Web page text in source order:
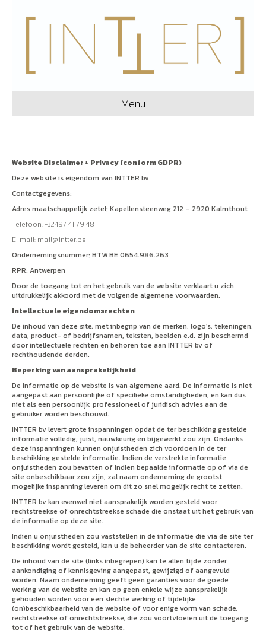
Menu
Website Disclaimer + Privacy (conform GDPR)
Deze website is eigendom van INTTER bv
Contactgegevens:
Adres maatschappelijk zetel: Kapellensteenweg 212 – 2920 Kalmthout
Telefoon: +32497 41 79 48
E-mail: mail@intter.be
Ondernemingsnummer: BTW BE 0654.986.263
RPR: Antwerpen
Door de toegang tot en het gebruik van de website verklaart u zich
uitdrukkelijk akkoord met de volgende algemene voorwaarden.
Intellectuele eigendomsrechten
De inhoud van deze site, met inbegrip van de merken, logo’s, tekeningen,
data, product- of bedrijfsnamen, teksten, beelden e.d. zijn beschermd
door intellectuele rechten en behoren toe aan INTTER bv of
rechthoudende derden.
Beperking van aansprakelijkheid
De informatie op de website is van algemene aard. De informatie is niet
aangepast aan persoonlijke of specifieke omstandigheden, en kan dus
niet als een persoonlijk, professioneel of juridisch advies aan de
gebruiker worden beschouwd.
INTTER bv levert grote inspanningen opdat de ter beschikking gestelde
informatie volledig, juist, nauwkeurig en bijgewerkt zou zijn. Ondanks
deze inspanningen kunnen onjuistheden zich voordoen in de ter
beschikking gestelde informatie. Indien de verstrekte informatie
onjuistheden zou bevatten of indien bepaalde informatie op of via de
site onbeschikbaar zou zijn, zal naam onderneming de grootst
mogelijke inspanning leveren om dit zo snel mogelijk recht te zetten.
INTTER bv kan evenwel niet aansprakelijk worden gesteld voor
rechtstreekse of onrechtstreekse schade die onstaat uit het gebruik van
de informatie op deze site.
Indien u onjuistheden zou vaststellen in de informatie die via de site ter
beschikking wordt gesteld, kan u de beheerder van de site contacteren.
De inhoud van de site (links inbegrepen) kan te allen tijde zonder
aankondiging of kennisgeving aangepast, gewijzigd of aangevuld
worden. Naam onderneming geeft geen garanties voor de goede
werking van de website en kan op geen enkele wijze aansprakelijk
gehouden worden voor een slechte werking of tijdelijke
(on)beschikbaarheid van de website of voor enige vorm van schade,
rechtstreekse of onrechtstreekse, die zou voortvloeien uit de toegang
tot of het gebruik van de website.